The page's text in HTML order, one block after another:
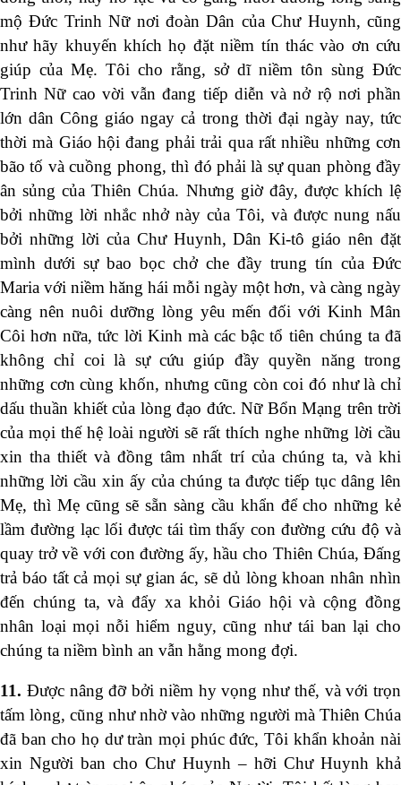
mộ Đức Trinh Nữ nơi đoàn Dân của Chư Huynh, cũng
như hãy khuyến khích họ đặt niềm tín thác vào ơn cứu
giúp của Mẹ. Tôi cho rằng, sở dĩ niềm tôn sùng Đức
Trinh Nữ cao vời vẫn đang tiếp diễn và nở rộ nơi phần
lớn dân Công giáo ngay cả trong thời đại ngày nay, tức
thời mà Giáo hội đang phải trải qua rất nhiều những cơn
bão tố và cuồng phong, thì đó phải là sự quan phòng đầy
ân sủng của Thiên Chúa. Nhưng giờ đây, được khích lệ
bởi những lời nhắc nhở này của Tôi, và được nung nấu
bởi những lời của Chư Huynh, Dân Ki-tô giáo nên đặt
mình dưới sự bao bọc chở che đầy trung tín của Đức
Maria với niềm hăng hái mỗi ngày một hơn, và càng ngày
càng nên nuôi dưỡng lòng yêu mến đối với Kinh Mân
Côi hơn nữa, tức lời Kinh mà các bậc tổ tiên chúng ta đã
không chỉ coi là sự cứu giúp đầy quyền năng trong
những cơn cùng khốn, nhưng cũng còn coi đó như là chỉ
dấu thuần khiết của lòng đạo đức. Nữ Bổn Mạng trên trời
của mọi thế hệ loài người sẽ rất thích nghe những lời cầu
xin tha thiết và đồng tâm nhất trí của chúng ta, và khi
những lời cầu xin ấy của chúng ta được tiếp tục dâng lên
Mẹ, thì Mẹ cũng sẽ sẵn sàng cầu khẩn để cho những kẻ
lầm đường lạc lối được tái tìm thấy con đường cứu độ và
quay trở về với con đường ấy, hầu cho Thiên Chúa, Đấng
trả báo tất cả mọi sự gian ác, sẽ dủ lòng khoan nhân nhìn
đến chúng ta, và đẩy xa khỏi Giáo hội và cộng đồng
nhân loại mọi nỗi hiểm nguy, cũng như tái ban lại cho
chúng ta niềm bình an vẫn hằng mong đợi.
11. Được nâng đỡ bởi niềm hy vọng như thế, và với trọn
tấm lòng, cũng như nhờ vào những người mà Thiên Chúa
đã ban cho họ dư tràn mọi phúc đức, Tôi khẩn khoản nài
xin Người ban cho Chư Huynh – hỡi Chư Huynh khả